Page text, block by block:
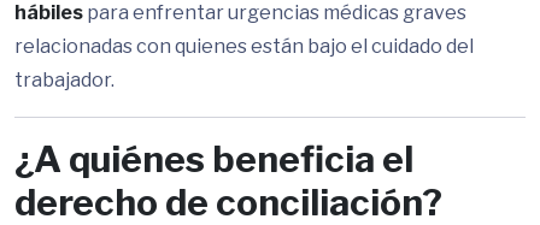
hábiles para enfrentar urgencias médicas graves
relacionadas con quienes están bajo el cuidado del
trabajador.
¿A quiénes beneficia el
derecho de conciliación?